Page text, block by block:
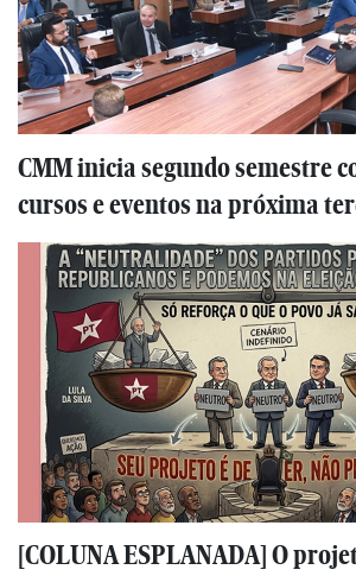
CMM inicia segundo semestre
cursos e eventos na próxima
[COLUNA ESPLANADA] O